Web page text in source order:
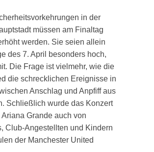
in der
müssen am Finaltag
werden. Sie seien allein
des 7. April besonders hoch,
Die Frage ist vielmehr, wie die
die schrecklichen Ereignisse in
Anschlag und Anpfiff aus
Schließlich wurde das Konzert
Grande auch von
Club-Angestellten und Kindern
der Manchester United